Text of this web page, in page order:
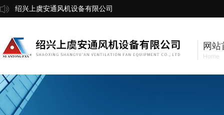
绍兴上虞安通风机设备有限公司
网站
Home